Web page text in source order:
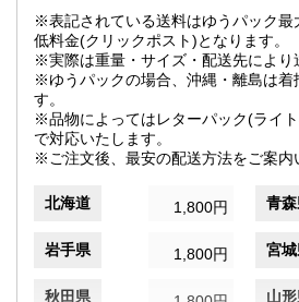
※表記されている送料はゆうパック最
低料金(クリックポスト)となります。
※実際は重量・サイズ・配送先により
※ゆうパックの場合、沖縄・離島は着
す。
※品物によってはレターパック(ライ
で対応いたします。
※ご注文後、最安の配送方法をご案内
北海道 1,800円 青
岩手県 1,800円 宮
秋田県 山